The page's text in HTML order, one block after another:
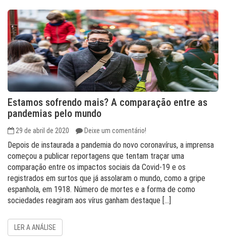
Estamos sofrendo mais? A comparação entre as
pandemias pelo mundo
29 de abril de 2020 Deixe um comentário!
Depois de instaurada a pandemia do novo coronavírus, a imprensa
começou a publicar reportagens que tentam traçar uma
comparação entre os impactos sociais da Covid-19 e os
registrados em surtos que já assolaram o mundo, como a gripe
espanhola, em 1918. Número de mortes e a forma de como
sociedades reagiram aos vírus ganham destaque […]
LER A ANÁLISE